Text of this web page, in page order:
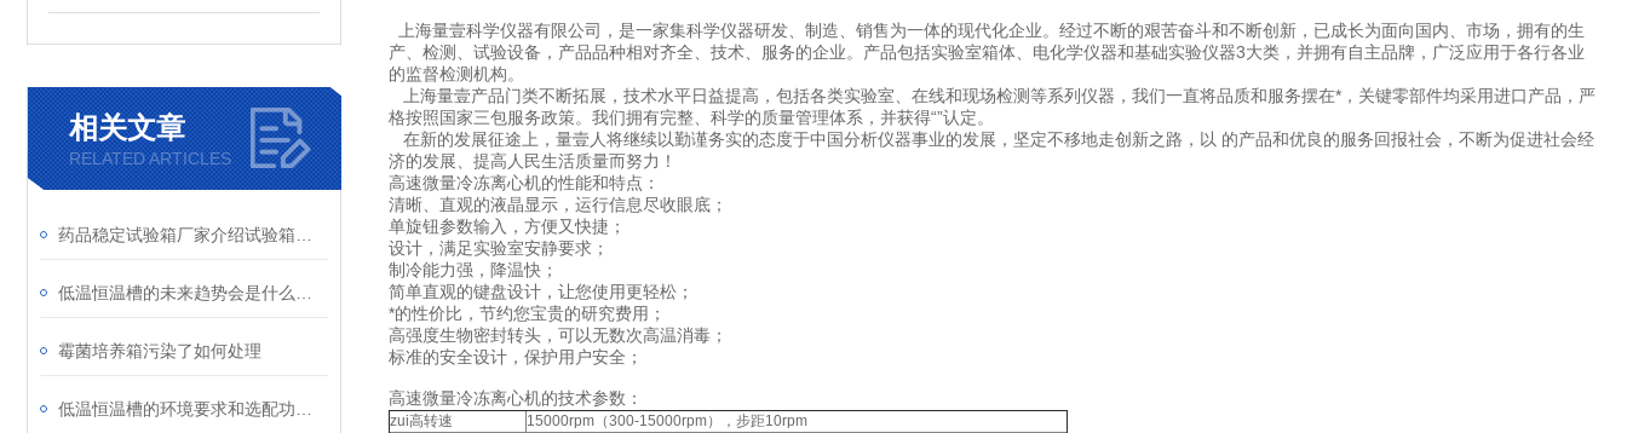
相关文章
RELATED ARTICLES
霉菌培养箱污染了如何处理
上海量壹科学仪器有限公司，是一家集科学仪器研发、制造、销售为一体的现代化企业。经过不断的艰苦奋斗和不断创新，已成长为面向国内、市场，拥有的生
产、检测、试验设备，产品品种相对齐全、技术、服务的企业。产品包括实验室箱体、电化学仪器和基础实验仪器3大类，并拥有自主品牌，广泛应用于各行各业
的监督检测机构。
上海量壹产品门类不断拓展，技术水平日益提高，包括各类实验室、在线和现场检测等系列仪器，我们一直将品质和服务摆在*，关键零部件均采用进口产品，严
格按照国家三包服务政策。我们拥有完整、科学的质量管理体系，并获得“”认定。
在新的发展征途上，量壹人将继续以勤谨务实的态度于中国分析仪器事业的发展，坚定不移地走创新之路，以 的产品和优良的服务回报社会，不断为促进社会经
济的发展、提高人民生活质量而努力！
高速微量冷冻离心机的性能和特点：
清晰、直观的液晶显示，运行信息尽收眼底；
单旋钮参数输入，方便又快捷；
设计，满足实验室安静要求；
制冷能力强，降温快；
简单直观的键盘设计，让您使用更轻松；
*的性价比，节约您宝贵的研究费用；
高强度生物密封转头，可以无数次高温消毒；
标准的安全设计，保护用户安全；
高速微量冷冻离心机的技术参数：
zui高转速
15000rpm（300-15000rpm），步距10rpm